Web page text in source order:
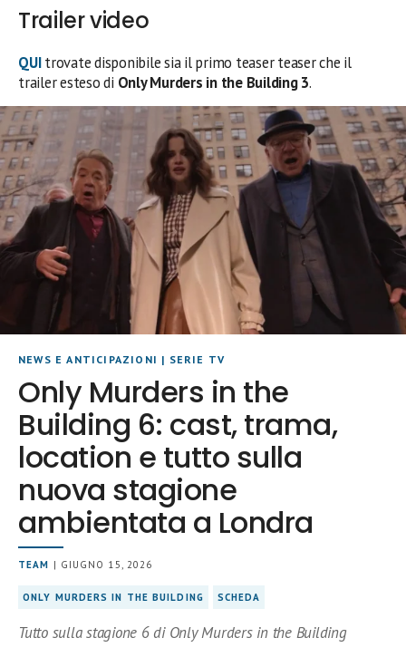
Trailer video
QUItrovate disponibile sia il primo teaser teaser che il
trailer esteso di Only Murders in the Building 3.
NEWS E ANTICIPAZIONI | SERIE TV
Only Murders in the
Building 6: cast, trama,
location e tutto sulla
nuova stagione
ambientata a Londra
TEAM | GIUGNO 15, 2026
ONLY MURDERS IN THE BUILDING SCHEDA
Tutto sulla stagione 6 di Only Murders in the Building